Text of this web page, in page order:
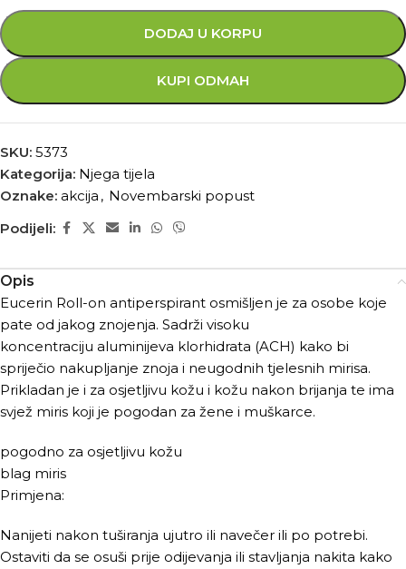
DODAJ U KORPU
KUPI ODMAH
SKU: 5373
Kategorija: Njega tijela
Oznake: akcija , Novembarski popust
Podijeli:
Opis
Eucerin Roll-on antiperspirant osmišljen je za osobe koje
pate od jakog znojenja. Sadrži visoku
koncentraciju aluminijeva klorhidrata (ACH) kako bi
spriječio nakupljanje znoja i neugodnih tjelesnih mirisa.
Prikladan je i za osjetljivu kožu i kožu nakon brijanja te ima
svjež miris koji je pogodan za žene i muškarce.
pogodno za osjetljivu kožu
blag miris
Primjena:
Nanijeti nakon tuširanja ujutro ili navečer ili po potrebi.
Ostaviti da se osuši prije odijevanja ili stavljanja nakita kako